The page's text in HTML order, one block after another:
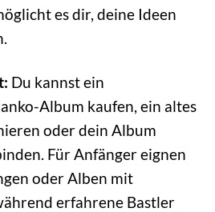
es dir, deine Ideen
Du kannst ein
Album kaufen, ein altes
oder dein Album
Für Anfänger eignen
oder Alben mit
erfahrene Bastler